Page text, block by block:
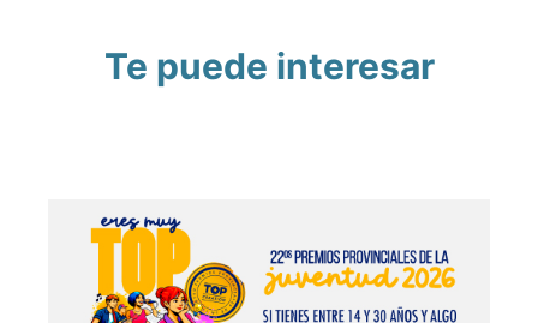
Te puede interesar